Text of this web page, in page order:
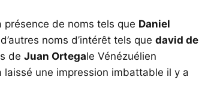
présence de noms tels que Daniel
noms d’intérêt tels que david de
de Juan Ortegale Vénézuélien
laissé une impression imbattable il y a